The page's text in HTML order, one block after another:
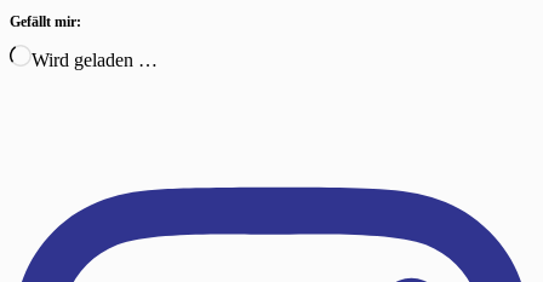
Gefällt mir:
Wird geladen …